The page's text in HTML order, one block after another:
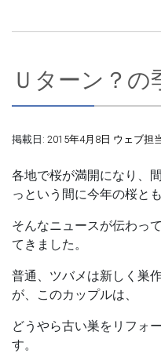
Ｕターン？の
掲載日: 2015年4月8日 ウェブ担
各地で桜が満開になり、
っという間に今年の桜とも
そんなニュースが伝わっ
てきました。
普通、 ツバメ は新しく巣
が、このカップルは、
どうやら古い巣をリフォ
す。